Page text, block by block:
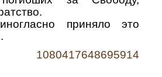
приняло это